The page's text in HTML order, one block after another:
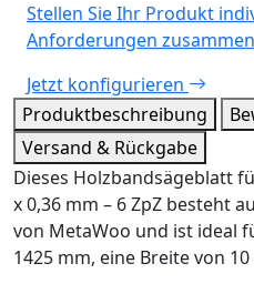
Stellen Sie Ihr Produkt
Anforderungen
Jetzt konfigurieren
Produktbeschreibung
Versand & Rückgabe
Dieses Holzbandsägeblatt
x 0,36 mm – 6 ZpZ besteht
von MetaWoo und ist ideal
1425 mm, eine Breite von